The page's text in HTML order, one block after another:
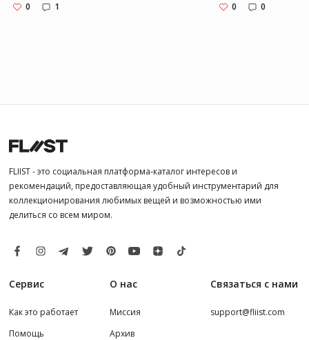
0 1 0 0
FLIIST - это социальная платформа-каталог интересов и
рекомендаций, предоставляющая удобный инструментарий для
коллекционирования любимых вещей и возможностью ими
делиться со всем миром.
Сервис
Как это работает
Помощь
О нас
Миссия
Архив
Связаться с нами
support@fliist.com